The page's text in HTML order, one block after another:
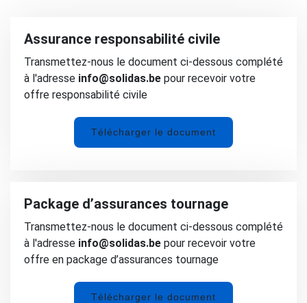
Assurance responsabilité civile
Transmettez-nous le document ci-dessous complété
à l'adresse info@solidas.be pour recevoir votre
offre responsabilité civile
Télécharger le document
Package d’assurances tournage
Transmettez-nous le document ci-dessous complété
à l'adresse info@solidas.be pour recevoir votre
offre en package d’assurances tournage
Télécharger le document